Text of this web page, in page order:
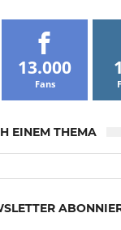
13.000
Fans
EINEM THEMA